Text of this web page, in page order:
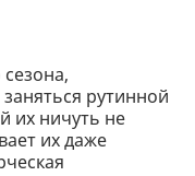
рутинной
их ничуть не
их даже